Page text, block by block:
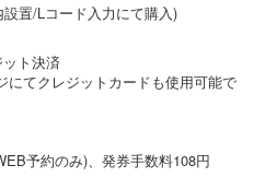
置/Lコード入力にて購入)
ト決済
てクレジットカードも使用可能で
予約のみ)、発券手数料108円